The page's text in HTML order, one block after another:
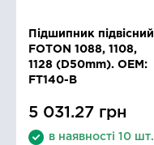
Підшипник підвісний
FOTON 1088, 1108,
1128 (D50mm). OEM:
FT140-B
5 031.27 грн
в наявності 10 шт.